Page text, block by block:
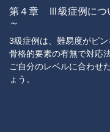
第４章 Ⅲ級症例につ
～
3級症例は、難易度がピン
骨格的要素の有無で対応
ご自分のレベルに合わせ
ょう。